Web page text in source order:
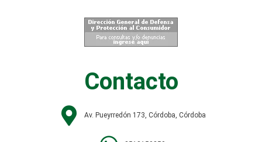
Contacto
Av. Pueyrredón 173, Córdoba, Córdoba